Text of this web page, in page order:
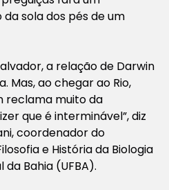
sola dos pés de um
a relação de Darwin
Mas, ao chegar ao Rio,
reclama muito da
que é interminável”, diz
coordenador do
e História da Biologia
Bahia (UFBA).